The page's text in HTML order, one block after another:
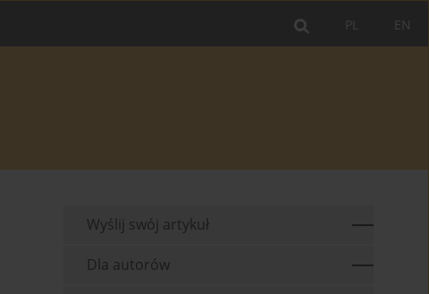
EN
PL
Wyślij swój artykuł
Dla autorów